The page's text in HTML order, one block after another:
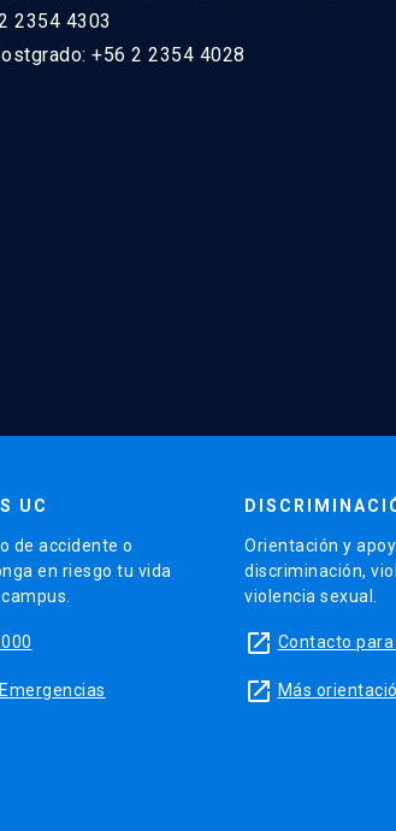
2354 4303
+56 2 2354 4028
UC
de accidente o
en riesgo tu vida
Orientación y
discriminación,
violencia sexual.
launch Contacto
launch Más